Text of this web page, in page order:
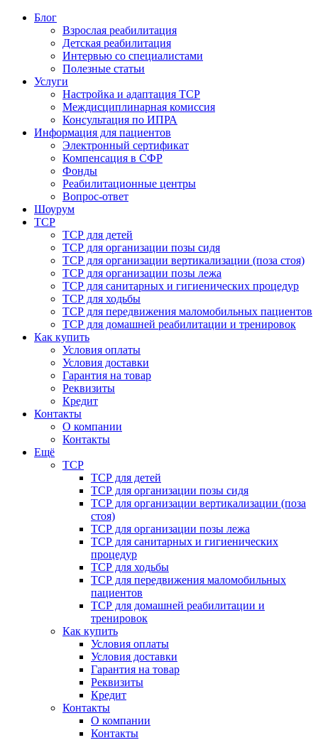
Блог
Взрослая реабилитация
Детская реабилитация
Интервью со специалистами
Полезные статьи
Услуги
Настройка и адаптация ТСР
Междисциплинарная комиссия
Консультация по ИПРА
Информация для пациентов
Электронный сертификат
Компенсация в СФР
Фонды
Реабилитационные центры
Вопрос-ответ
Шоурум
ТСР
ТСР для детей
ТСР для организации позы сидя
ТСР для организации вертикализации (поза стоя)
ТСР для организации позы лежа
ТСР для санитарных и гигиенических процедур
ТСР для ходьбы
ТСР для передвижения маломобильных пациентов
ТСР для домашней реабилитации и тренировок
Как купить
Условия оплаты
Условия доставки
Гарантия на товар
Реквизиты
Кредит
Контакты
О компании
Контакты
Ещё
ТСР
ТСР для детей
ТСР для организации позы сидя
ТСР для организации вертикализации (поза
стоя)
ТСР для организации позы лежа
ТСР для санитарных и гигиенических
процедур
ТСР для ходьбы
ТСР для передвижения маломобильных
пациентов
ТСР для домашней реабилитации и
тренировок
Как купить
Условия оплаты
Условия доставки
Гарантия на товар
Реквизиты
Кредит
Контакты
О компании
Контакты